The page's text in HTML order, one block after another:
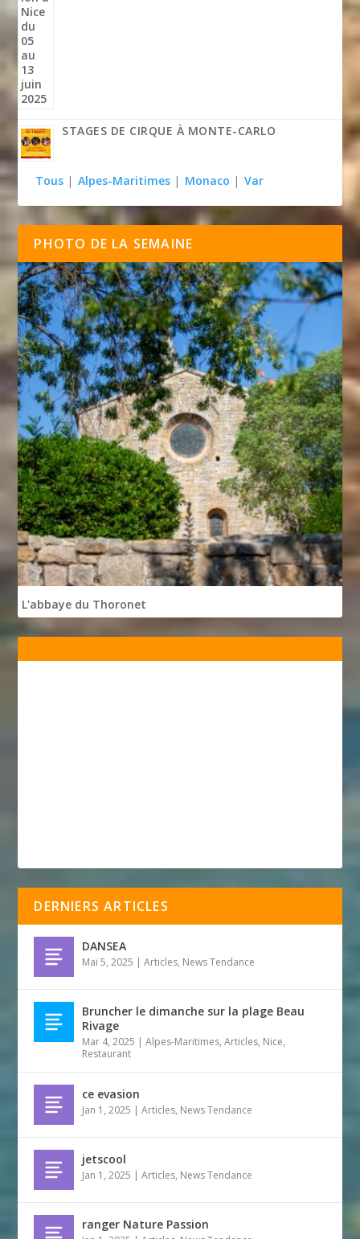
STAGES DE CIRQUE À MONTE-CARLO
Tous | Alpes-Maritimes | Monaco | Var
PHOTO DE LA SEMAINE
L'abbaye du Thoronet
DERNIERS ARTICLES
DANSEA
Mai 5, 2025 |Articles, News Tendance
Bruncher le dimanche sur la plage Beau
Rivage
Mar 4, 2025 |Alpes-Maritimes,Articles, Nice,
Restaurant
ce evasion
Jan 1, 2025 |Articles, News Tendance
jetscool
Jan 1, 2025 |Articles, News Tendance
ranger Nature Passion